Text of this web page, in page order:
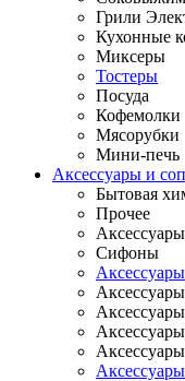
Грили
Кухонные
Миксеры
Тостеры
Посуда
Кофемолки
Мясорубки
Мини-печь
Аксессуары и
Бытовая
Прочее
Сифоны